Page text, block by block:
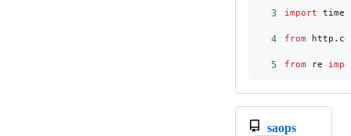
3
import time
4 from http .
5 from re
saops